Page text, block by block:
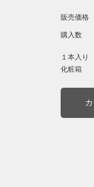
販売価格
購入数
１本入り
化粧箱